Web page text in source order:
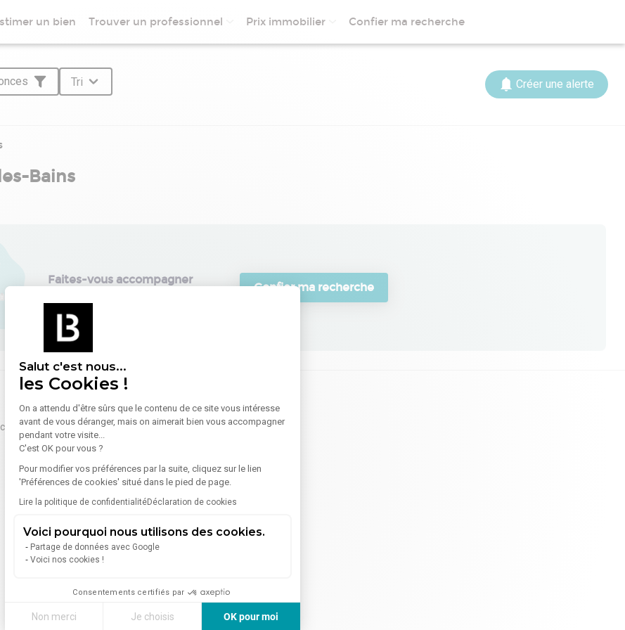
Salut c'est nous...
les Cookies !
On a attendu d'être sûrs que le contenu de ce site vous intéresse
avant de vous déranger, mais on aimerait bien vous accompagner
pendant votre visite...
C'est OK pour vous ?
Pour modifier vos préférences par la suite, cliquez sur le lien
'Préférences de cookies' situé dans le pied de page.
Lire la politique de confidentialitéDéclaration de cookies
Voici pourquoi nous utilisons des cookies.
Partage de données avec Google
Voici nos cookies !
Consentements certifiés par
Non merci Je choisis OK pour moi
un bien Trouver un professionnel Prix immobilier Confier ma recherche
Tri Créer une alerte
Bains
Faites-vous accompagner
Confier ma recherche
à vendre Thonon-les-